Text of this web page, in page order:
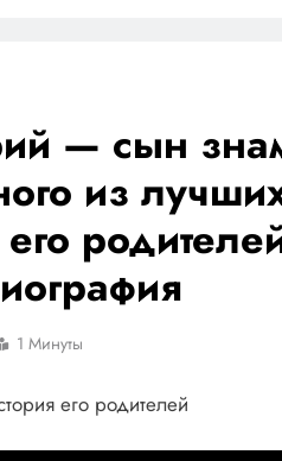
— сын
из
1 Минуты